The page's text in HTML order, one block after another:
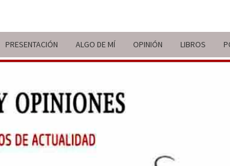
PRESENTACIÓN ALGO DE MÍ OPINIÓN LIBROS